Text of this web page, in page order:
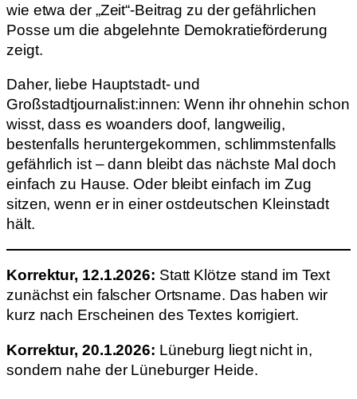
wie etwa der „Zeit“-Beitrag zu der gefährlichen
Posse um die abgelehnte Demokratieförderung
zeigt.
Daher, liebe Hauptstadt- und
Großstadtjournalist:innen: Wenn ihr ohnehin schon
wisst, dass es woanders doof, langweilig,
bestenfalls heruntergekommen, schlimmstenfalls
gefährlich ist – dann bleibt das nächste Mal doch
einfach zu Hause. Oder bleibt einfach im Zug
sitzen, wenn er in einer ostdeutschen Kleinstadt
hält.
Korrektur, 12.1.2026: Statt Klötze stand im Text
zunächst ein falscher Ortsname. Das haben wir
kurz nach Erscheinen des Textes korrigiert.
Korrektur, 20.1.2026: Lüneburg liegt nicht in,
sondern nahe der Lüneburger Heide.